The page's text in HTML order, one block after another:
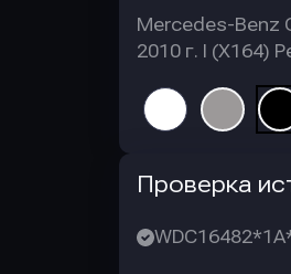
Mercedes-Benz
2010 г. I (X164)
Проверка